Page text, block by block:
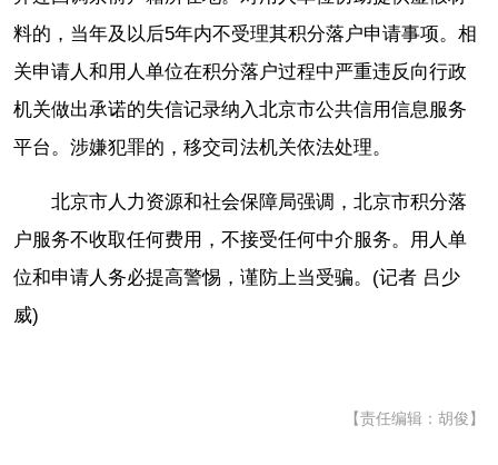
料的，当年及以后5年内不受理其积分落户申请事项。相
关申请人和用人单位在积分落户过程中严重违反向行政
机关做出承诺的失信记录纳入北京市公共信用信息服务
平台。涉嫌犯罪的，移交司法机关依法处理。
北京市人力资源和社会保障局强调，北京市积分落
户服务不收取任何费用，不接受任何中介服务。用人单
位和申请人务必提高警惕，谨防上当受骗。(记者 吕少
威)
【责任编辑：胡俊】